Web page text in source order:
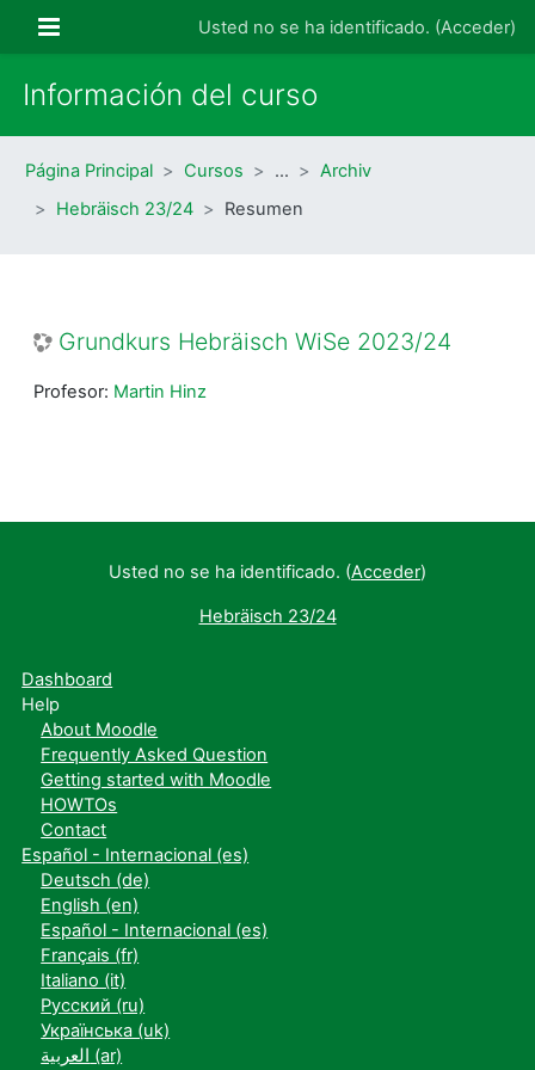
Panel lateralUsted no se ha identificado. (Acceder)
Información del curso
Página Principal Cursos …
Archiv
Hebräisch 23/24
Resumen
Grundkurs Hebräisch WiSe 2023/24
Profesor: Martin Hinz
Usted no se ha identificado. (Acceder)
Hebräisch 23/24
Dashboard
Help
About Moodle
Frequently Asked Question
Getting started with Moodle
HOWTOs
Contact
Español - Internacional ‎(es)‎
Deutsch ‎(de)‎
English ‎(en)‎
Español - Internacional ‎(es)‎
Français ‎(fr)‎
Italiano ‎(it)‎
Русский ‎(ru)‎
Українська ‎(uk)‎
العربية ‎(ar)‎